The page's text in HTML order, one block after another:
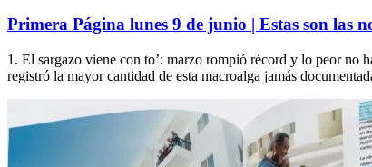
Primera Página lunes 9 de junio | Estas son las
1. El sargazo viene con to’: marzo rompió récord y lo peor no
registró la mayor cantidad de esta macroalga jamás